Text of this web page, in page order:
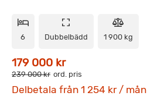
6 Dubbelbädd 1 900 kg
179 000 kr
239 000 kr ord. pris
Delbetala från 1 254 kr / mån